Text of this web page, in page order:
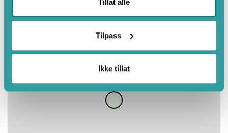
Tillat alle
Tilpass
Ikke tillat